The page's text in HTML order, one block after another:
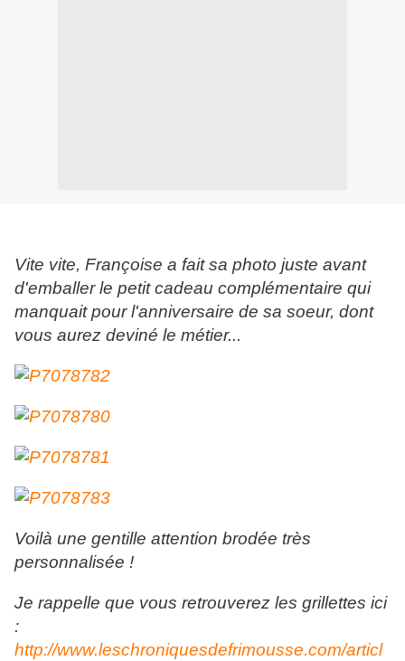
Vite vite, Françoise a fait sa photo juste avant
d'emballer le petit cadeau complémentaire qui
manquait pour l'anniversaire de sa soeur, dont
vous aurez deviné le métier...
Voilà une gentille attention brodée très
personnalisée !
Je rappelle que vous retrouverez les grillettes ici
:
http://www.leschroniquesdefrimousse.com/articl